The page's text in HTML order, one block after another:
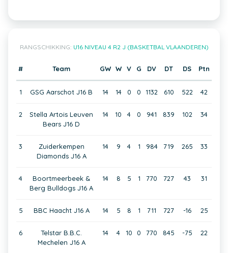
RANGSCHIKKING: U16 NIVEAU 4 R2 J (BASKETBAL VLAANDEREN)
# Team GW W V G DV DT DS Ptn
1 GSG Aarschot J16 B 14 14 0 0 1132 610 522 42
2
Stella Artois Leuven
Bears J16 D
14 10 4 0 941 839 102 34
3
Zuiderkempen
Diamonds J16 A
14 9 4 1 984 719 265 33
4
Boortmeerbeek &
Berg Bulldogs J16 A
14 8 5 1 770 727 43 31
5 BBC Haacht J16 A 14 5 8 1 711 727 -16 25
6
Telstar B.B.C.
Mechelen J16 A
14 4 10 0 770 845 -75 22